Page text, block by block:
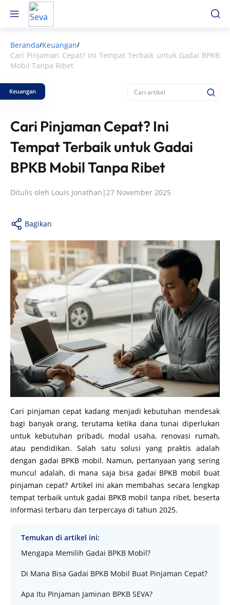
Beranda/Keuangan/
Cari Pinjaman Cepat? Ini Tempat Terbaik untuk Gadai BPKB
Mobil Tanpa Ribet
Keuangan
Cari Pinjaman Cepat? Ini
Tempat Terbaik untuk Gadai
BPKB Mobil Tanpa Ribet
Ditulis oleh Louis Jonathan |27 November 2025
Bagikan
Cari pinjaman cepat kadang menjadi kebutuhan mendesak
bagi banyak orang, terutama ketika dana tunai diperlukan
untuk kebutuhan pribadi, modal usaha, renovasi rumah,
atau pendidikan. Salah satu solusi yang praktis adalah
dengan gadai BPKB mobil. Namun, pertanyaan yang sering
muncul adalah, di mana saja bisa gadai BPKB mobil buat
pinjaman cepat? Artikel ini akan membahas secara lengkap
tempat terbaik untuk gadai BPKB mobil tanpa ribet, beserta
informasi terbaru dan terpercaya di tahun 2025.
Temukan di artikel ini:
Mengapa Memilih Gadai BPKB Mobil?
Di Mana Bisa Gadai BPKB Mobil Buat Pinjaman Cepat?
Apa Itu Pinjaman Jaminan BPKB SEVA?